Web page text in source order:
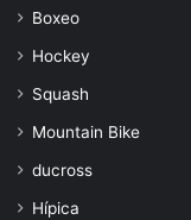
Boxeo
Hockey
Squash
Mountain Bike
ducross
Hípica